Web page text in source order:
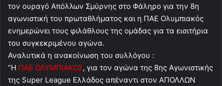
τον ουραγό Απόλλων Σμύρνης στο Φάληρο για την 8η
αγωνιστική του πρωταθλήματος και η ΠΑΕ Ολυμπιακός
ενημερώνει τους φιλάθλους της ομάδας για τα εισιτήρια
του συγκεκριμένου αγώνα.
Αναλυτικά η ανακοίνωση του συλλόγου :
“H ΠΑΕ ΟΛΥΜΠΙΑΚΟΣ, για τον αγώνα της 8ης Αγωνιστικής
της Super League Ελλάδος απέναντι στον ΑΠΟΛΛΩΝ